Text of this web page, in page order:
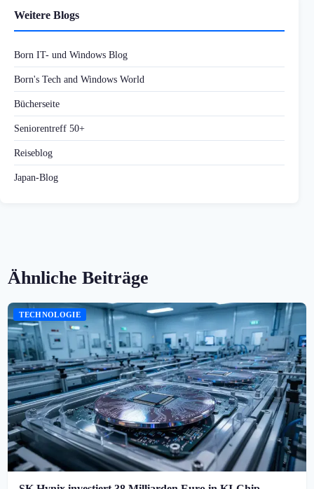
Weitere Blogs
Born IT- und Windows Blog
Born's Tech and Windows World
Bücherseite
Seniorentreff 50+
Reiseblog
Japan-Blog
Ähnliche Beiträge
TECHNOLOGIE